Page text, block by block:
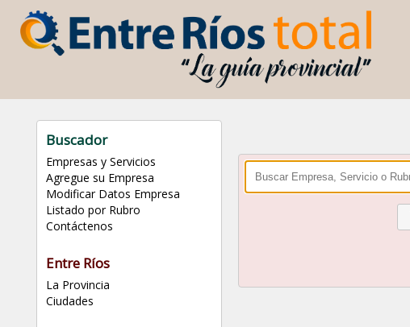
Buscador
Empresas y Servicios
Agregue su Empresa
Modificar Datos Empresa
Listado por Rubro
Contáctenos
Entre Ríos
La Provincia
Ciudades